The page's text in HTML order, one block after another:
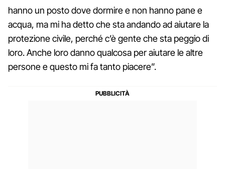
hanno un posto dove dormire e non hanno pane e
acqua, ma mi ha detto che sta andando ad aiutare la
protezione civile, perché c’è gente che sta peggio di
loro. Anche loro danno qualcosa per aiutare le altre
persone e questo mi fa tanto piacere”.